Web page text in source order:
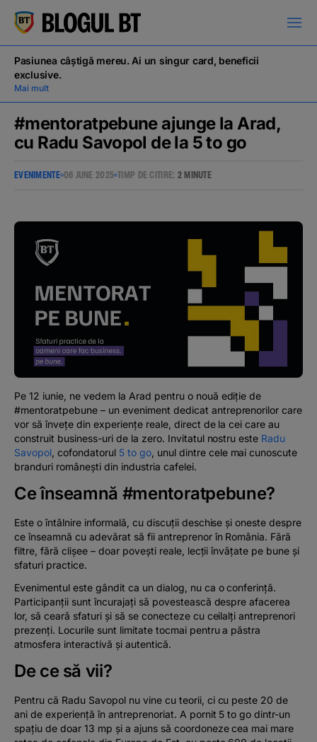
кириллица
BT Pay
Podcast
The MacRO Zone
Pentru antreprenori
Banking, pe relaxare
Pasiunea câștigă mereu. Ai un singur card, beneficii
exclusive.
Mai mult
#mentoratpebune ajunge la Arad,
cu Radu Savopol de la 5 to go
EVENIMENTE 06 JUNE 2025 TIMP DE CITIRE: 2 MINUTE
Pe 12 iunie, ne vedem la Arad pentru o nouă ediție de
#mentoratpebune – un eveniment dedicat antreprenorilor care
vor să învețe din experiențe reale, direct de la cei care au
construit business-uri de la zero. Invitatul nostru este Radu
Savopol, cofondatorul 5 to go, unul dintre cele mai cunoscute
branduri românești din industria cafelei.
Ce înseamnă #mentoratpebune?
Este o întâlnire informală, cu discuții deschise și oneste despre
ce înseamnă cu adevărat să fii antreprenor în România. Fără
filtre, fără clișee – doar povești reale, lecții învățate pe bune și
sfaturi practice.
Evenimentul este gândit ca un dialog, nu ca o conferință.
Participanții sunt încurajați să povestească despre afacerea
lor, să ceară sfaturi și să se conecteze cu ceilalți antreprenori
prezenți. Locurile sunt limitate tocmai pentru a păstra
atmosfera interactivă și autentică.
De ce să vii?
Pentru că Radu Savopol nu vine cu teorii, ci cu peste 20 de
ani de experiență în antreprenoriat. A pornit 5 to go dintr-un
spațiu de doar 13 mp și a ajuns să coordoneze cea mai mare